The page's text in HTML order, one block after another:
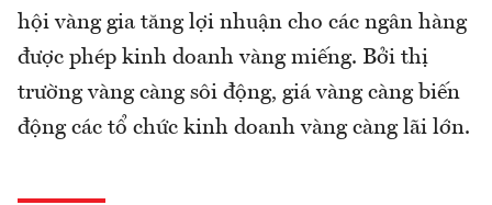
hội vàng gia tăng lợi nhuận cho các ngân hàng
được phép kinh doanh vàng miếng. Bởi thị
trường vàng càng sôi động, giá vàng càng biến
động các tổ chức kinh doanh vàng càng lãi lớn.